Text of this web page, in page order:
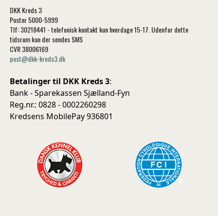
DKK Kreds 3
Postnr 5000-5999
Tlf: 30218441 - telefonisk kontakt kun hverdage 15-17. Udenfor dette
tidsrum kan der sendes SMS
CVR 38006169
post@dkk-kreds3.dk
Betalinger til DKK Kreds 3:
Bank - Sparekassen Sjælland-Fyn
Reg.nr.: 0828 - 0002260298
Kredsens MobilePay 936801